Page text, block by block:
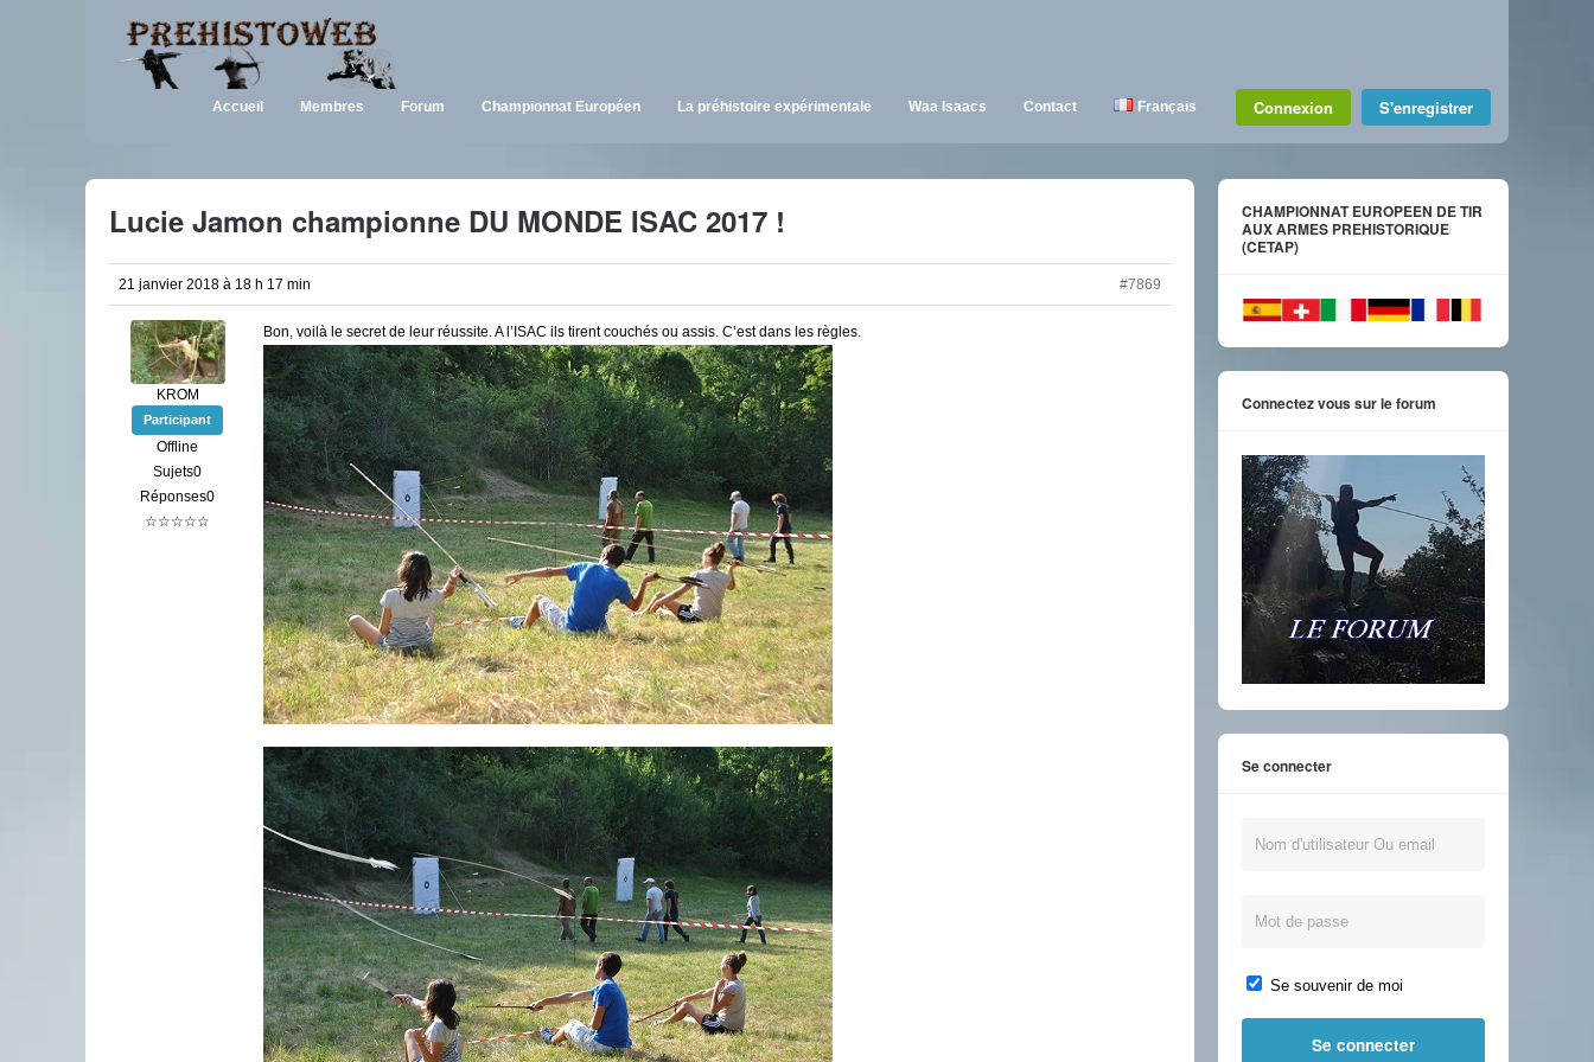
Accueil Membres Forum Championnat Européen La préhistoire expérimentale Waa Isaacs Contact Français Connexion S'enregistrer
Lucie Jamon championne DU MONDE ISAC 2017 !
21 janvier 2018 à 18 h 17 min #7869
KROM
Participant
Offline
Sujets0
Réponses0
☆☆☆☆☆
Bon, voilà le secret de leur réussite. A l’ISAC ils tirent couchés ou assis. C’est dans les règles.
CHAMPIONNAT EUROPEEN DE TIR
AUX ARMES PREHISTORIQUE
(CETAP)
Connectez vous sur le forum
Se connecter
Se souvenir de moi